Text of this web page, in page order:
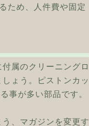
ため、人件費や固定
属のクリーニングロ
ょう。ピストンカッ
事が多い部品です。
、マガジンを変更す